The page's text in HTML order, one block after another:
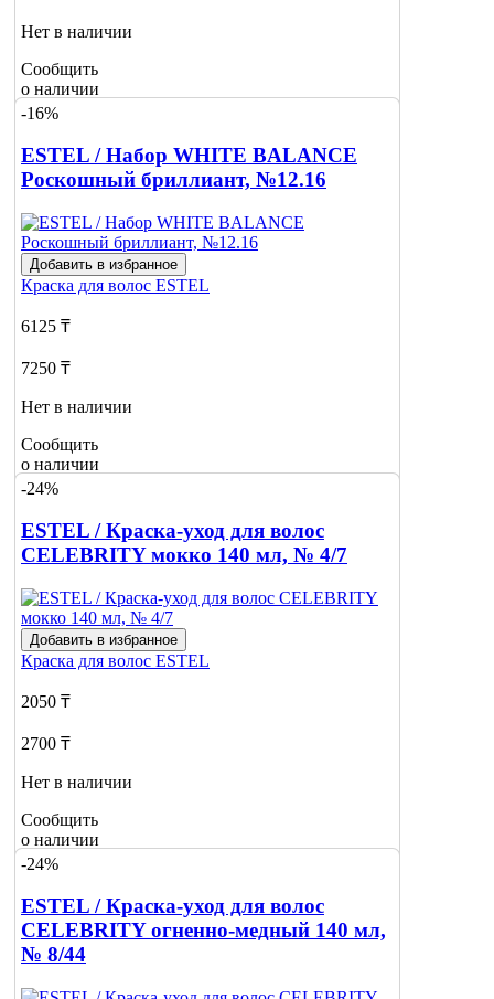
Нет в наличии
Сообщить
о наличии
-16%
ESTEL / Набор WHITE BALANCE
Роскошный бриллиант, №12.16
Добавить в избранное
Краска для волос ESTEL
6125 ₸
7250 ₸
Нет в наличии
Сообщить
о наличии
-24%
ESTEL / Краска-уход для волос
CELEBRITY мокко 140 мл, № 4/7
Добавить в избранное
Краска для волос ESTEL
2050 ₸
2700 ₸
Нет в наличии
Сообщить
о наличии
-24%
ESTEL / Краска-уход для волос
CELEBRITY огненно-медный 140 мл,
№ 8/44